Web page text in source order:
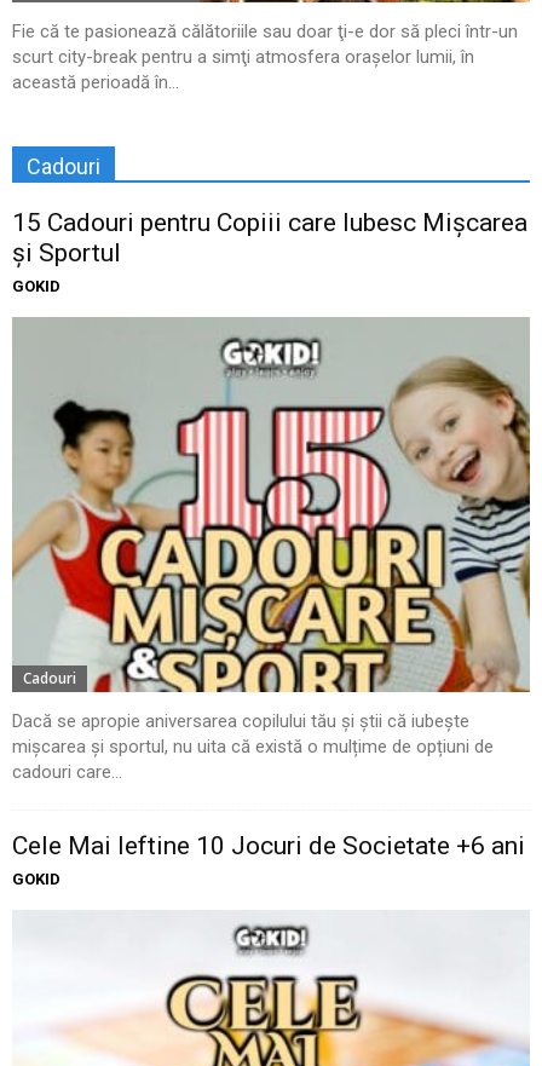
Fie că te pasionează călătoriile sau doar ţi-e dor să pleci într-un
scurt city-break pentru a simţi atmosfera oraşelor lumii, în
această perioadă în...
Cadouri
15 Cadouri pentru Copiii care Iubesc Mișcarea
și Sportul
GOKID
Cadouri
Dacă se apropie aniversarea copilului tău și știi că iubește
mișcarea și sportul, nu uita că există o mulțime de opțiuni de
cadouri care...
Cele Mai Ieftine 10 Jocuri de Societate +6 ani
GOKID